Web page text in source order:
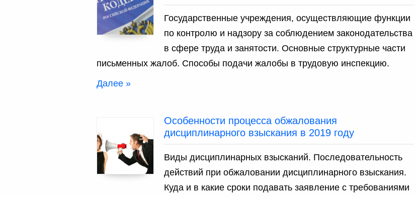
Государственные учреждения, осуществляющие функции
по контролю и надзору за соблюдением законодательства
в сфере труда и занятости. Основные структурные части
письменных жалоб. Способы подачи жалобы в трудовую инспекцию.
Далее »
Особенности процесса обжалования
дисциплинарного взыскания в 2019 году
Виды дисциплинарных взысканий. Последовательность
действий при обжаловании дисциплинарного взыскания.
Куда и в какие сроки подавать заявление с требованиями